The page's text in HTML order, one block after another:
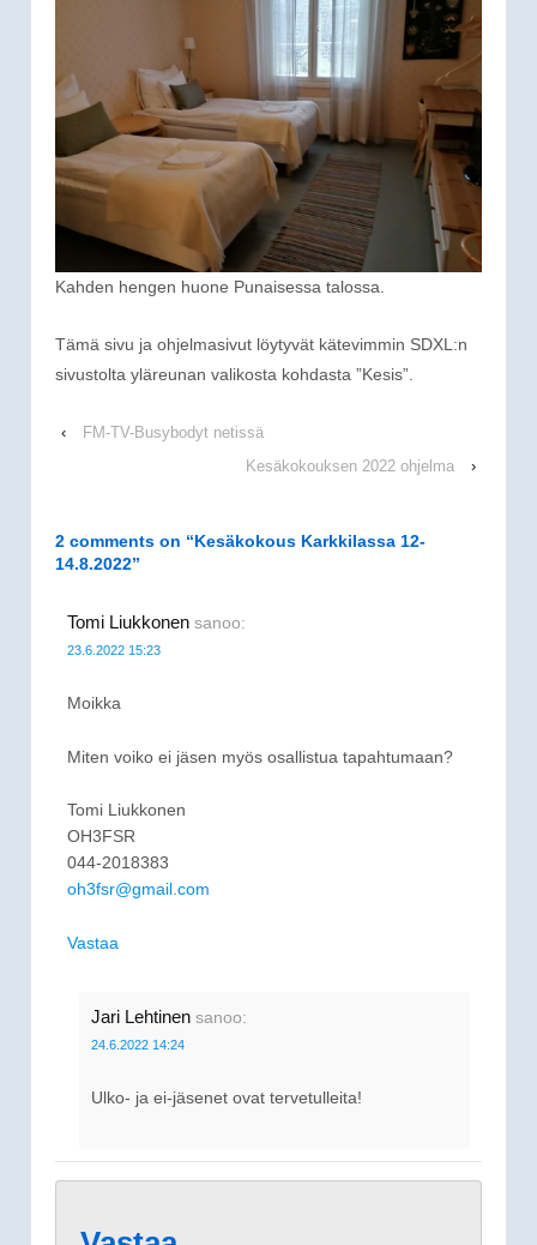
Kahden hengen huone Punaisessa talossa.
Tämä sivu ja ohjelmasivut löytyvät kätevimmin SDXL:n
sivustolta yläreunan valikosta kohdasta ”Kesis”.
‹
FM-TV-Busybodyt netissä
Kesäkokouksen 2022 ohjelma
›
2 comments on “Kesäkokous Karkkilassa 12-
14.8.2022”
Tomi Liukkonen sanoo:
23.6.2022 15:23
Moikka
Miten voiko ei jäsen myös osallistua tapahtumaan?
Tomi Liukkonen
OH3FSR
044-2018383
oh3fsr@gmail.com
Vastaa
Jari Lehtinen sanoo:
24.6.2022 14:24
Ulko- ja ei-jäsenet ovat tervetulleita!